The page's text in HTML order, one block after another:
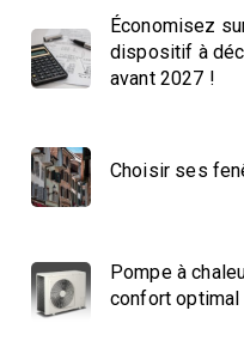
Économisez
dispositif à
avant 2027 !
Choisir ses
Pompe à
confort optimal